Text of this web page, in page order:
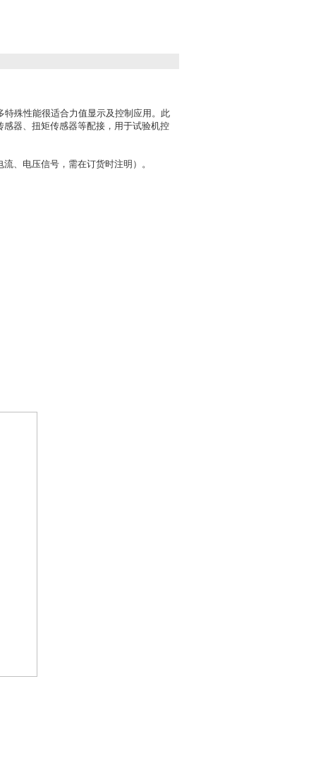
殊性能很适合力值显示及控制应用。此
器、扭矩传感器等配接，用于试验机控
、电压信号，需在订货时注明）。